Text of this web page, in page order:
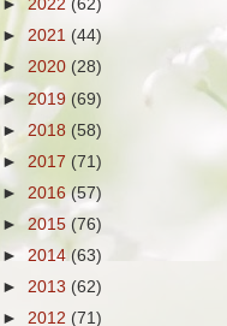
► 2022 (62)
► 2021 (44)
► 2020 (28)
► 2019 (69)
► 2018 (58)
► 2017 (71)
► 2016(57)
► 2015 (76)
► 2014 (63)
► 2013 (62)
► 2012 (71)